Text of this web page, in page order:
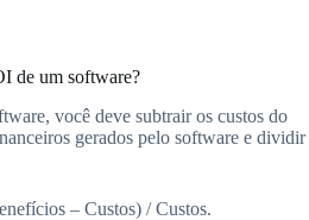
de um software?
você deve subtrair os custos do
gerados pelo software e dividir
– Custos) / Custos.